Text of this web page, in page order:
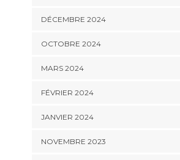
DÉCEMBRE 2024
OCTOBRE 2024
MARS 2024
FÉVRIER 2024
JANVIER 2024
NOVEMBRE 2023